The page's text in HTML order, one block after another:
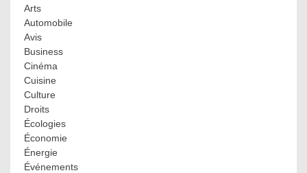
Arts
Automobile
Avis
Business
Cinéma
Cuisine
Culture
Droits
Écologies
Économie
Énergie
Événements